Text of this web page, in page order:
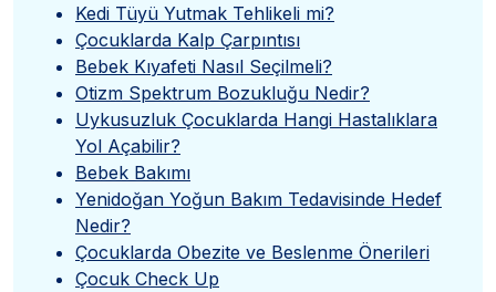
Kedi Tüyü Yutmak Tehlikeli mi?
Çocuklarda Kalp Çarpıntısı
Bebek Kıyafeti Nasıl Seçilmeli?
Otizm Spektrum Bozukluğu Nedir?
Uykusuzluk Çocuklarda Hangi Hastalıklara
Yol Açabilir?
Bebek Bakımı
Yenidoğan Yoğun Bakım Tedavisinde Hedef
Nedir?
Çocuklarda Obezite ve Beslenme Önerileri
Çocuk Check Up